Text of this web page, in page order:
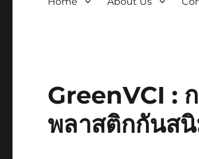
GreenVCI :
พลาสติกกันส